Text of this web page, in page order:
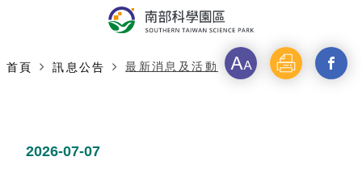
首頁 訊息公告 最新消息及活動 字 列 分
2026-07-07